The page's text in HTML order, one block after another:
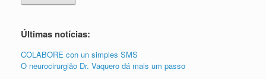
Últimas notícias:
COLABORE con un simples SMS
O neurocirurgião Dr. Vaquero dá mais um passo